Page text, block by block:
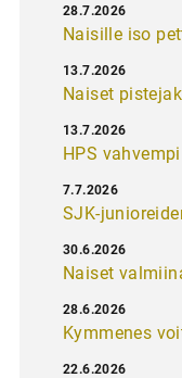
Naisille iso
28.7.2026
Naiset
13.7.2026
HPS
13.7.2026
SJK-
7.7.2026
Naiset
30.6.2026
Kymmenes
28.6.2026
22.6.2026